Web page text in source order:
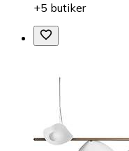
+5 butiker